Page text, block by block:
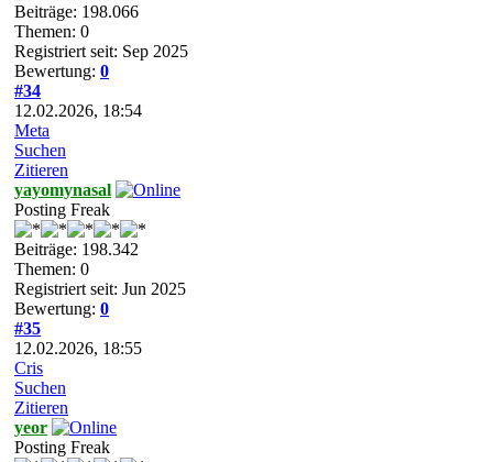
Beiträge: 198.066
Themen: 0
Registriert seit: Sep 2025
Bewertung: 0
#34
12.02.2026, 18:54
Meta
Suchen
Zitieren
yayomynasal
Posting Freak
Beiträge: 198.342
Themen: 0
Registriert seit: Jun 2025
Bewertung: 0
#35
12.02.2026, 18:55
Cris
Suchen
Zitieren
yeor
Posting Freak